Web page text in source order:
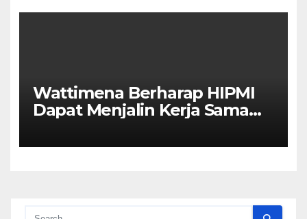
Wattimena Berharap HIPMI
Dapat Menjalin Kerja Sama
Meningkatkan